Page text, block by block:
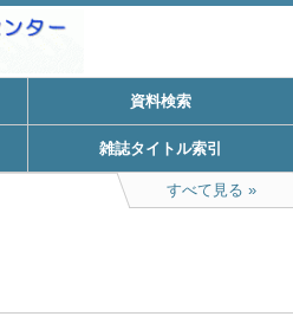
資料検索
雑誌タイトル索引
すべて見る